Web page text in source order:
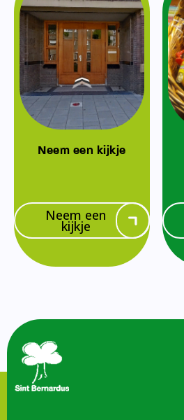
Neem een kijkje
Neem een
kijkje